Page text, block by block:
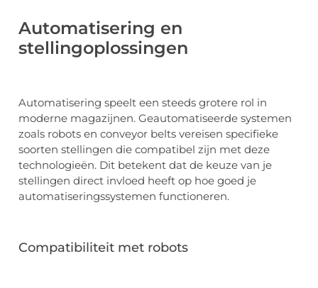
Automatisering en
stellingoplossingen
Automatisering speelt een steeds grotere rol in
moderne magazijnen. Geautomatiseerde systemen
zoals robots en conveyor belts vereisen specifieke
soorten stellingen die compatibel zijn met deze
technologieën. Dit betekent dat de keuze van je
stellingen direct invloed heeft op hoe goed je
automatiseringssystemen functioneren.
Compatibiliteit met robots